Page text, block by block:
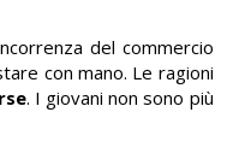
del commercio
con mano. Le ragioni
. I giovani non sono più